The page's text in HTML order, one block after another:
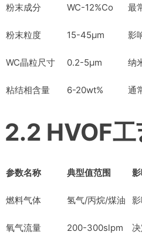
粉末成分 WC-12%Co 最
粉末粒度 15-45μm 影
WC晶粒尺寸 0.2-5μm 纳
粘结相含量 6-20wt% 通
2.2 HVOF
参数名称 典型值范围
燃料气体 氢气/丙烷/煤油
氧气流量 200-300slpm